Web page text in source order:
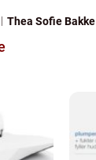
Thea Sofie Bakke